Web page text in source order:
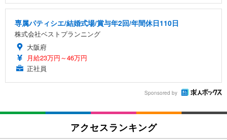
専属パティシエ/結婚式場/賞与年2回/年間休日110日
株式会社ベストプランニング
大阪府
月給23万円～46万円
正社員
Sponsored by
アクセスランキング